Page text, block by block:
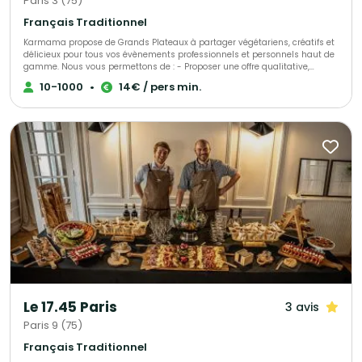
Français Traditionnel
Karmama propose de Grands Plateaux à partager végétariens, créatifs et
délicieux pour tous vos évènements professionnels et personnels haut de
gamme. Nous vous permettons de : - Proposer une offre qualitative,
originale, savoureuse - Diviser par deux votre empreinte carbone par
rapport à un traiteur plus traditionnel - Satisfaire simplement tous les
10-1000 • 14€ / pers min.
Le 17.45 Paris 3 avis
Paris 9 (75)
Français Traditionnel